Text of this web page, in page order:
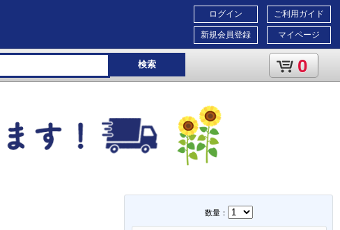
ご利用ガイド
マイページ
ログイン
新規会員登録
検索 0
数量：